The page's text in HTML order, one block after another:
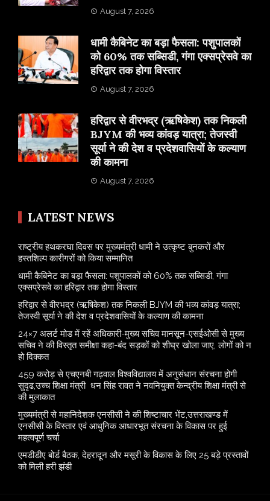
August 7, 2026
​धामी कैबिनेट का बड़ा फैसला: पशुपालकों
को 60% तक सब्सिडी, गंगा एक्सप्रेसवे का
हरिद्वार तक होगा विस्तार
August 7, 2026
​हरिद्वार से वीरभद्र (ऋषिकेश) तक निकली
BJYM की भव्य कांवड़ यात्रा; तेजस्वी
सूर्या ने की देश व प्रदेशवासियों के कल्याण
की कामना
August 7, 2026
LATEST NEWS
राष्ट्रीय हथकरघा दिवस पर मुख्यमंत्री धामी ने उत्कृष्ट बुनकरों और
हस्तशिल्प कारीगरों को किया सम्मानित
​धामी कैबिनेट का बड़ा फैसला: पशुपालकों को 60% तक सब्सिडी, गंगा
एक्सप्रेसवे का हरिद्वार तक होगा विस्तार
​हरिद्वार से वीरभद्र (ऋषिकेश) तक निकली BJYM की भव्य कांवड़ यात्रा;
तेजस्वी सूर्या ने की देश व प्रदेशवासियों के कल्याण की कामना
24×7 अलर्ट मोड में रहें अधिकारी-मुख्य सचिव मानसून-एसईओसी से मुख्य
सचिव ने की विस्तृत समीक्षा कहा-बंद सड़कों को शीघ्र खोला जाए, लोगों को न
हो दिक्कत
459 करोड़ से एचएनबी गढ़वाल विश्वविद्यालय में अनुसंधान संरचना होगी
सुदृढ,उच्च शिक्षा मंत्री धन सिंह रावत ने नवनियुक्त केन्द्रीय शिक्षा मंत्री से
की मुलाकात
मुख्यमंत्री से महानिदेशक एनसीसी ने की शिष्टाचार भेंट,उत्तराखण्ड में
एनसीसी के विस्तार एवं आधुनिक आधारभूत संरचना के विकास पर हुई
महत्वपूर्ण चर्चा
एमडीडीए बोर्ड बैठक, देहरादून और मसूरी के विकास के लिए 25 बड़े प्रस्तावों
को मिली हरी झंडी